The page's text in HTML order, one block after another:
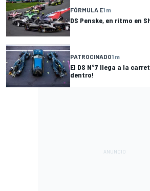
FÓRMULA E1 m
DS Penske, en ritmo en
PATROCINADO1 m
El DS N°7 llega a la
dentro!